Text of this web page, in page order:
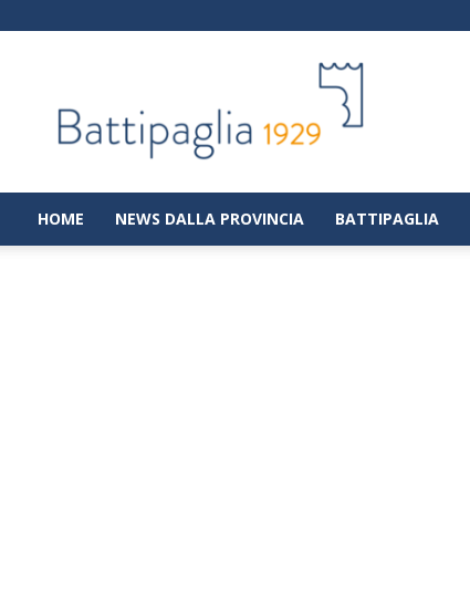
|
Notizie
dalla
città
di
HOME NEWS DALLA PROVINCIA BATTIPAGLIA